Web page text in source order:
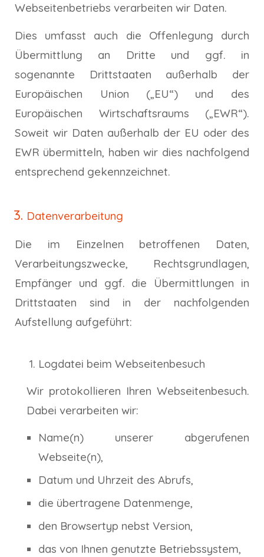
Webseitenbetriebs verarbeiten wir Daten.
Dies umfasst auch die Offenlegung durch
Übermittlung an Dritte und ggf. in
sogenannte Drittstaaten außerhalb der
Europäischen Union („EU“) und des
Europäischen Wirtschaftsraums („EWR“).
Soweit wir Daten außerhalb der EU oder des
EWR übermitteln, haben wir dies nachfolgend
entsprechend gekennzeichnet.
Datenverarbeitung
Die im Einzelnen betroffenen Daten,
Verarbeitungszwecke, Rechtsgrundlagen,
Empfänger und ggf. die Übermittlungen in
Drittstaaten sind in der nachfolgenden
Aufstellung aufgeführt:
Logdatei beim Webseitenbesuch
Wir protokollieren Ihren Webseitenbesuch.
Dabei verarbeiten wir:
Name(n) unserer abgerufenen
Webseite(n),
Datum und Uhrzeit des Abrufs,
die übertragene Datenmenge,
den Browsertyp nebst Version,
das von Ihnen genutzte Betriebssystem,